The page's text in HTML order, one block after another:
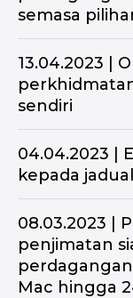
semasa
13.04.2023 |
sendiri
04.04.2023 |
kepada
08.03.2023 |
penjimatan
Mac hingga
FAQ
pengesahan,
undang-undang